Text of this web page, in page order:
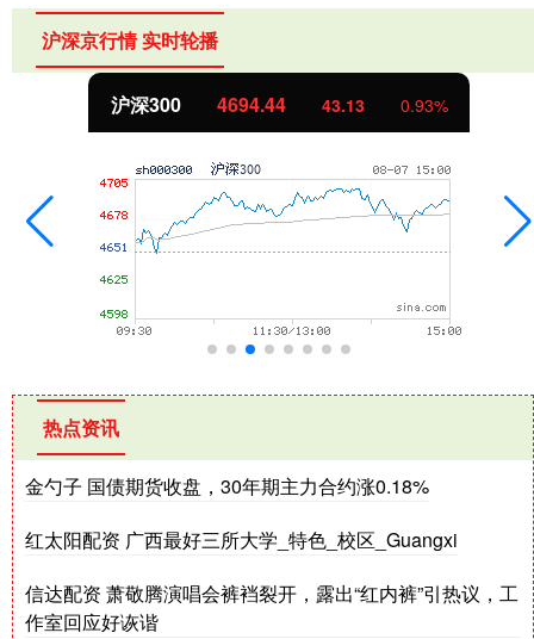
沪深京行情 实时轮播
沪深300 4694.44 43.13 0.93%
热点资讯
金勺子 国债期货收盘，30年期主力合约涨0.18%
红太阳配资 广西最好三所大学_特色_校区_Guangxi
信达配资 萧敬腾演唱会裤裆裂开，露出“红内裤”引热议，工
作室回应好诙谐